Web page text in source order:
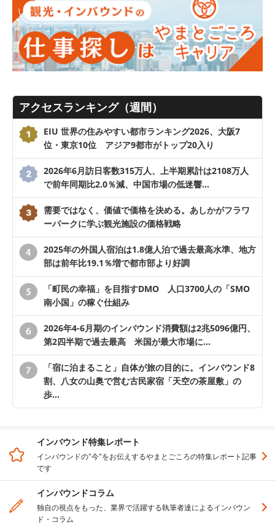
アクセスランキング（週間）
EIU 世界の住みやすい都市ランキング2026、大阪7
位・東京10位 アジア9都市がトップ20入り
2026年6月訪日客数315万人、上半期累計は2108万人
で前年同期比2.0％減、中国市場の低迷響…
需要ではなく、価値で価格を決める。あしかがフラワ
ーパークに学ぶ観光施設の価格戦略
2025年の外国人宿泊は1.8億人泊で過去最高水準、地方
部は前年比19.1％増で都市部より好調
「町民の幸福」を目指すDMO 人口3700人の「SMO
南小国」の稼ぐ仕組み
2026年4-6月期のインバウンド消費額は2兆5096億円、
第2四半期で過去最高 米国が最大市場に…
「宿に泊まること」自体が旅の目的に。インバウンド8
割、八女の山奥で営む古民家宿「天空の茶屋敷」の
歩…
インバウンド特集レポート
インバウンドの"今"をお伝えするやまとごころの特集レポート記事
です
インバウンドコラム
独自の視点をもった、業界で活躍する執筆者達によるインバウン
ド・コラム